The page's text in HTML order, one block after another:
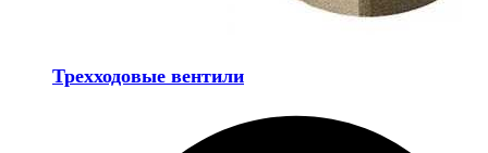
Трехходовые вентили